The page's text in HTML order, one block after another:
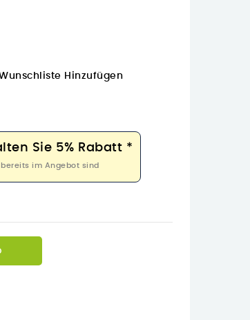
Hinzufügen
Sie 5% Rabatt *
im Angebot sind